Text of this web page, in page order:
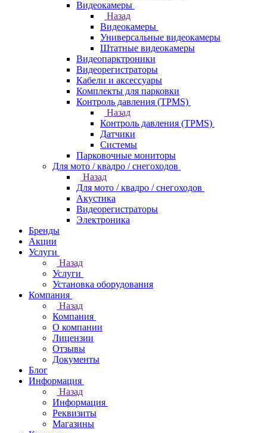
Видеокамеры
Назад
Видеокамеры
Универсальные видеокамеры
Штатные видеокамеры
Видеопарктроники
Видеорегистраторы
Кабели и аксессуары
Комплекты для парковки
Контроль давления (TPMS)
Назад
Контроль давления (TPMS)
Датчики
Системы
Парковочные мониторы
Для мото / квадро / снегоходов
Назад
Для мото / квадро / снегоходов
Акустика
Видеорегистраторы
Электроника
Бренды
Акции
Услуги
Назад
Услуги
Установка оборудования
Компания
Назад
Компания
О компании
Лицензии
Отзывы
Документы
Блог
Информация
Назад
Информация
Реквизиты
Магазины